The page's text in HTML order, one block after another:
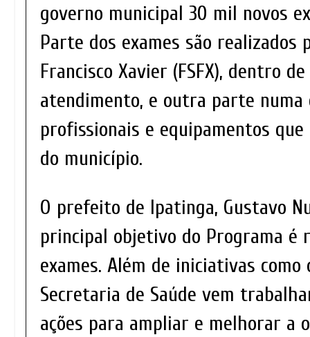
governo municipal 30 mil novos
Parte dos exames são realizados
Francisco Xavier (FSFX), dentro
atendimento, e outra parte numa
profissionais e equipamentos
do município.
O prefeito de Ipatinga, Gustavo
principal objetivo do Programa é
exames. Além de iniciativas como
Secretaria de Saúde vem
ações para ampliar e melhorar a